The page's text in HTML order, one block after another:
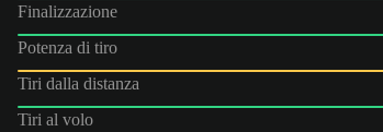
Finalizzazione
Potenza di tiro
Tiri dalla distanza
Tiri al volo